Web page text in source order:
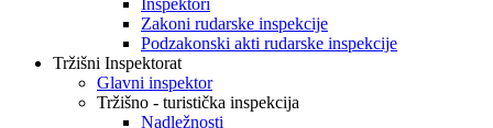
Inspektori
Zakoni rudarske inspekcije
Podzakonski akti rudarske inspekcije
Tržišni Inspektorat
Glavni inspektor
Tržišno - turistička inspekcija
Nadležnosti